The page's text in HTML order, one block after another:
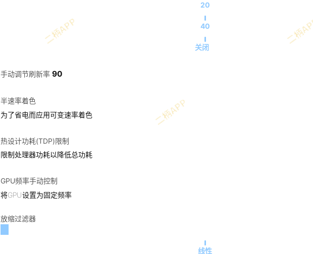
20
40
关闭
手动调节刷新率 90
半速率着色
为了省电而应用可变速率着色
热设计功耗(TDP)限制
限制处理器功耗以降低总功耗
GPU频率手动控制
将GPU设置为固定频率
放缩过滤器
线性